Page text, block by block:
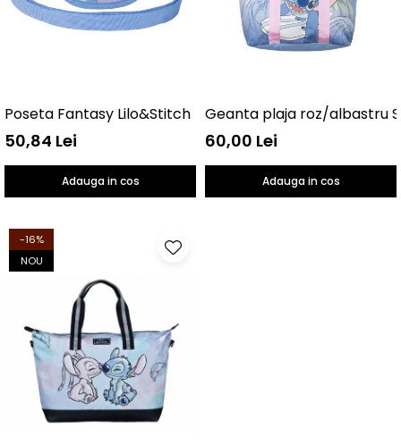
Poseta Fantasy Lilo&Stitch
50,84 Lei
Adauga in cos
Geanta plaja roz/albastru
60,00 Lei
Adauga in cos
-16%
NOU